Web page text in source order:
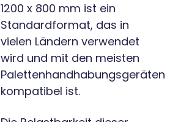
1200 x 800 mm ist ein
Standardformat, das in
vielen Ländern verwendet
wird und mit den meisten
Palettenhandhabungsgeräten
kompatibel ist.